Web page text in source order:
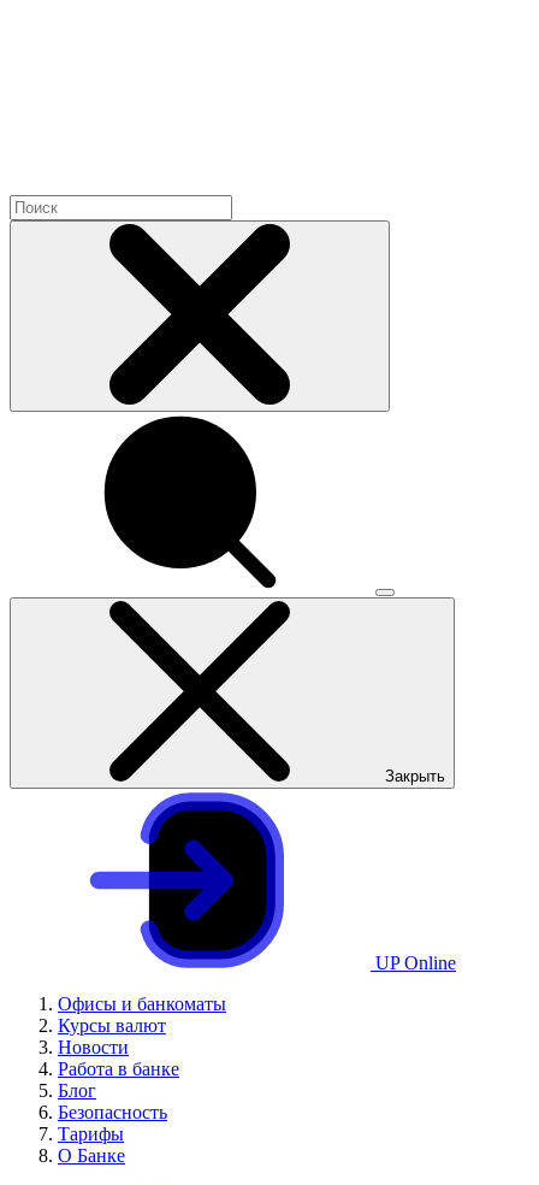
Закрыть
UP Online
Офисы и банкоматы
Курсы валют
Новости
Работа в банке
Блог
Безопасность
Тарифы
О Банке